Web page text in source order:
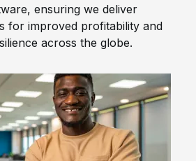
ensuring we deliver
for improved profitability and
across the globe.